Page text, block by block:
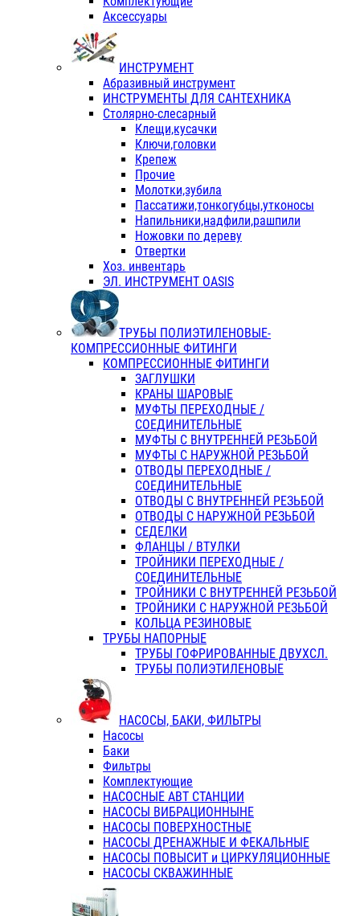
Аксессуары
ИНСТРУМЕНТ
Абразивный инструмент
ИНСТРУМЕНТЫ ДЛЯ САНТЕХНИКА
Столярно-слесарный
Клещи,кусачки
Ключи,головки
Крепеж
Прочие
Молотки,зубила
Пассатижи,тонкогубцы,утконосы
Напильники,надфили,рашпили
Ножовки по дереву
Отвертки
Хоз. инвентарь
ЭЛ. ИНСТРУМЕНТ OASIS
ТРУБЫ ПОЛИЭТИЛЕНОВЫЕ-
КОМПРЕССИОННЫЕ ФИТИНГИ
КОМПРЕССИОННЫЕ ФИТИНГИ
ЗАГЛУШКИ
КРАНЫ ШАРОВЫЕ
МУФТЫ ПЕРЕХОДНЫЕ /
СОЕДИНИТЕЛЬНЫЕ
МУФТЫ С ВНУТРЕННЕЙ РЕЗЬБОЙ
МУФТЫ С НАРУЖНОЙ РЕЗЬБОЙ
ОТВОДЫ ПЕРЕХОДНЫЕ /
СОЕДИНИТЕЛЬНЫЕ
ОТВОДЫ С ВНУТРЕННЕЙ РЕЗЬБОЙ
ОТВОДЫ С НАРУЖНОЙ РЕЗЬБОЙ
СЕДЕЛКИ
ФЛАНЦЫ / ВТУЛКИ
ТРОЙНИКИ ПЕРЕХОДНЫЕ /
СОЕДИНИТЕЛЬНЫЕ
ТРОЙНИКИ С ВНУТРЕННЕЙ РЕЗЬБОЙ
ТРОЙНИКИ С НАРУЖНОЙ РЕЗЬБОЙ
КОЛЬЦА РЕЗИНОВЫЕ
ТРУБЫ НАПОРНЫЕ
ТРУБЫ ГОФРИРОВАННЫЕ ДВУХСЛ.
ТРУБЫ ПОЛИЭТИЛЕНОВЫЕ
НАСОСЫ, БАКИ, ФИЛЬТРЫ
Насосы
Баки
Фильтры
Комплектующие
НАСОСНЫЕ АВТ СТАНЦИИ
НАСОСЫ ВИБРАЦИОННЫНЕ
НАСОСЫ ПОВЕРХНОСТНЫЕ
НАСОСЫ ДРЕНАЖНЫЕ И ФЕКАЛЬНЫЕ
НАСОСЫ ПОВЫСИТ и ЦИРКУЛЯЦИОННЫЕ
НАСОСЫ СКВАЖИННЫЕ